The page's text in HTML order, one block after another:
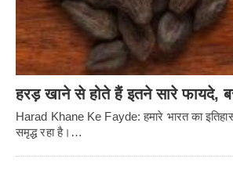
हरड़ खाने से होते हैं इतने सारे फायदे,
Harad Khane Ke Fayde: हमारे भारत का
समृद्ध रहा है।…